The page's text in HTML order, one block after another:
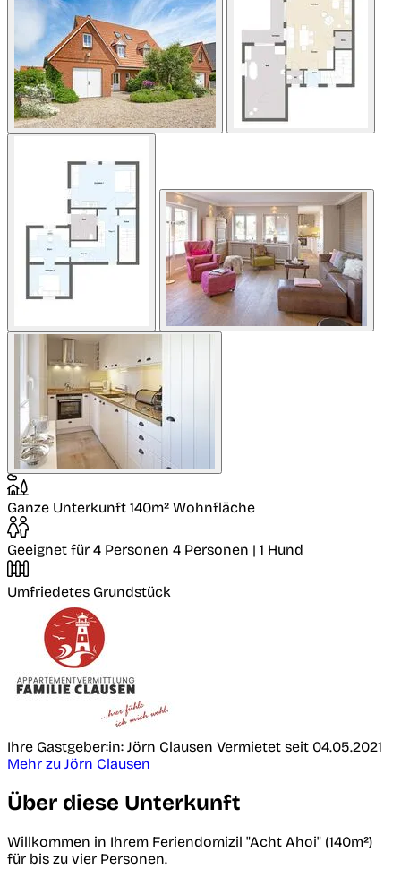
Ganze Unterkunft 140m² Wohnfläche
Geeignet für 4 Personen 4 Personen | 1 Hund
Umfriedetes Grundstück
Ihre Gastgeber:in: Jörn Clausen Vermietet seit 04.05.2021
Mehr zu Jörn Clausen
Über diese Unterkunft
Willkommen in Ihrem Feriendomizil "Acht Ahoi" (140m²)
für bis zu vier Personen.